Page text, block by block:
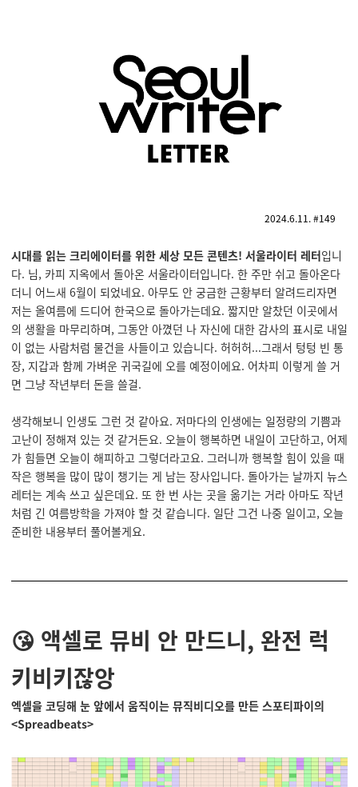
2024.6.11. #149
시대를 읽는 크리에이터를 위한 세상 모든 콘텐츠! 서울라이터 레터입니
다. 님, 카피 지옥에서 돌아온 서울라이터입니다. 한 주만 쉬고 돌아온다
더니 어느새 6월이 되었네요. 아무도 안 궁금한 근황부터 알려드리자면
저는 올여름에 드디어 한국으로 돌아가는데요. 짧지만 알찼던 이곳에서
의 생활을 마무리하며, 그동안 아꼈던 나 자신에 대한 감사의 표시로 내일
이 없는 사람처럼 물건을 사들이고 있습니다. 허허허...그래서 텅텅 빈 통
장, 지갑과 함께 가벼운 귀국길에 오를 예정이에요. 어차피 이렇게 쓸 거
면 그냥 작년부터 돈을 쓸걸.
생각해보니 인생도 그런 것 같아요. 저마다의 인생에는 일정량의 기쁨과
고난이 정해져 있는 것 같거든요. 오늘이 행복하면 내일이 고단하고, 어제
가 힘들면 오늘이 해피하고 그렇더라고요. 그러니까 행복할 힘이 있을 때
작은 행복을 많이 많이 챙기는 게 남는 장사입니다. 돌아가는 날까지 뉴스
레터는 계속 쓰고 싶은데요. 또 한 번 사는 곳을 옮기는 거라 아마도 작년
처럼 긴 여름방학을 가져야 할 것 같습니다. 일단 그건 나중 일이고, 오늘
준비한 내용부터 풀어볼게요.
😘 액셀로 뮤비 안 만드니, 완전 럭
키비키잖앙
엑셀을 코딩해 눈 앞에서 움직이는 뮤직비디오를 만든 스포티파이의
<Spreadbeats>